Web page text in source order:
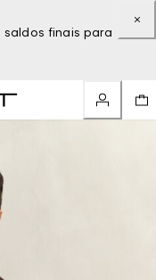
finais para